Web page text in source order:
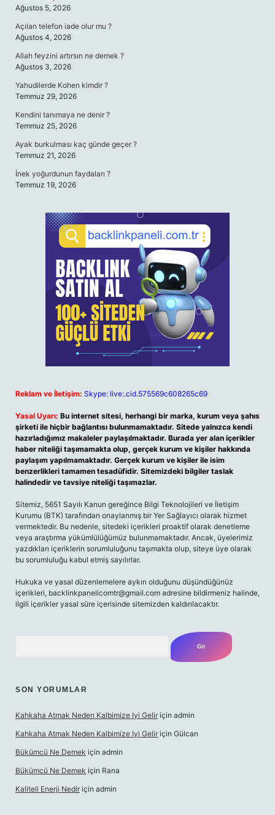
Ağustos 5, 2026
Açılan telefon iade olur mu ?
Ağustos 4, 2026
Allah feyzini artırsın ne demek ?
Ağustos 3, 2026
Yahudilerde Kohen kimdir ?
Temmuz 29, 2026
Kendini tanımaya ne denir ?
Temmuz 25, 2026
Ayak burkulması kaç günde geçer ?
Temmuz 21, 2026
İnek yoğurdunun faydaları ?
Temmuz 19, 2026
Reklam ve İletişim: Skype: live:.cid.575569c608265c69
Yasal Uyarı: Bu internet sitesi, herhangi bir marka, kurum veya şahıs
şirketi ile hiçbir bağlantısı bulunmamaktadır. Sitede yalnızca kendi
hazırladığımız makaleler paylaşılmaktadır. Burada yer alan içerikler
haber niteliği taşımamakta olup, gerçek kurum ve kişiler hakkında
paylaşım yapılmamaktadır. Gerçek kurum ve kişiler ile isim
benzerlikleri tamamen tesadüfidir. Sitemizdeki bilgiler taslak
halindedir ve tavsiye niteliği taşımazlar.
Sitemiz, 5651 Sayılı Kanun gereğince Bilgi Teknolojileri ve İletişim
Kurumu (BTK) tarafından onaylanmış bir Yer Sağlayıcı olarak hizmet
vermektedir. Bu nedenle, sitedeki içerikleri proaktif olarak denetleme
veya araştırma yükümlülüğümüz bulunmamaktadır. Ancak, üyelerimiz
yazdıkları içeriklerin sorumluluğunu taşımakta olup, siteye üye olarak
bu sorumluluğu kabul etmiş sayılırlar.
Hukuka ve yasal düzenlemelere aykırı olduğunu düşündüğünüz
içerikleri, backlinkpanelicomtr@gmail.com adresine bildirmeniz halinde,
ilgili içerikler yasal süre içerisinde sitemizden kaldırılacaktır.
SON YORUMLAR
Kahkaha Atmak Neden Kalbimize Iyi Gelir için admin
Kahkaha Atmak Neden Kalbimize Iyi Gelir için Gülcan
Bükümcü Ne Demek için admin
Bükümcü Ne Demek için Rana
Kaliteli Enerji Nedir için admin